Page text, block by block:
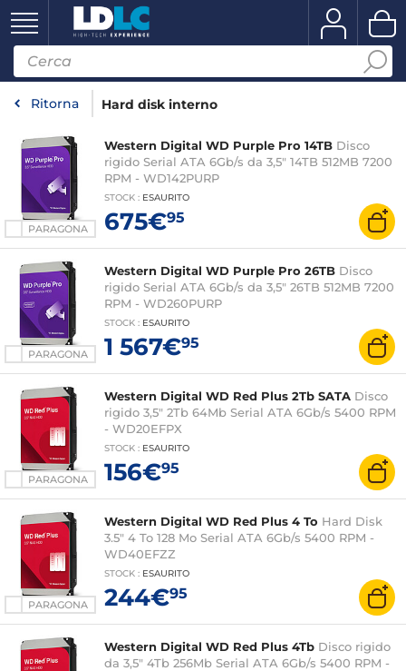
Ritorna Hard disk interno
PARAGONA
Western Digital WD Purple Pro 14TB Disco
rigido Serial ATA 6Gb/s da 3,5" 14TB 512MB 7200
RPM - WD142PURP
STOCK : ESAURITO
675€95
PARAGONA
Western Digital WD Purple Pro 26TB Disco
rigido Serial ATA 6Gb/s da 3,5" 26TB 512MB 7200
RPM - WD260PURP
STOCK : ESAURITO
1 567€95
PARAGONA
Western Digital WD Red Plus 2Tb SATA Disco
rigido 3,5" 2Tb 64Mb Serial ATA 6Gb/s 5400 RPM
- WD20EFPX
STOCK : ESAURITO
156€95
PARAGONA
Western Digital WD Red Plus 4 To Hard Disk
3.5" 4 To 128 Mo Serial ATA 6Gb/s 5400 RPM -
WD40EFZZ
STOCK : ESAURITO
244€95
Western Digital WD Red Plus 4Tb Disco rigido
da 3,5" 4Tb 256Mb Serial ATA 6Gb/s 5400 RPM -